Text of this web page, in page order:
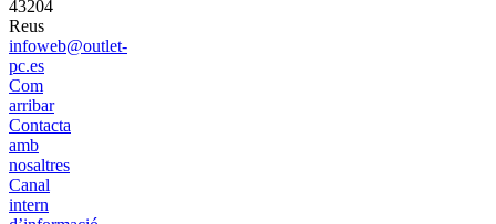
43204
Reus
infoweb@outlet-
pc.es
Com
arribar
Contacta
amb
nosaltres
Canal
intern